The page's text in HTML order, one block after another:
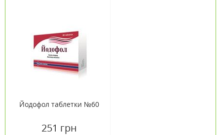
Йодофол таблетки №60
251 грн